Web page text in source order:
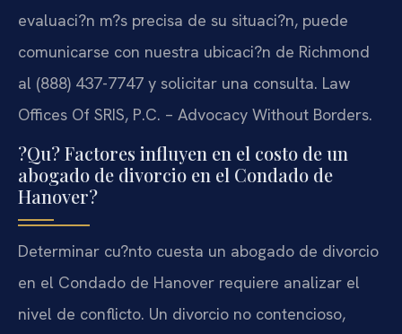
evaluaci?n m?s precisa de su situaci?n, puede
comunicarse con nuestra ubicaci?n de Richmond
al (888) 437-7747 y solicitar una consulta. Law
Offices Of SRIS, P.C. – Advocacy Without Borders.
?Qu? Factores influyen en el costo de un
abogado de divorcio en el Condado de
Hanover?
Determinar cu?nto cuesta un abogado de divorcio
en el Condado de Hanover requiere analizar el
nivel de conflicto. Un divorcio no contencioso,